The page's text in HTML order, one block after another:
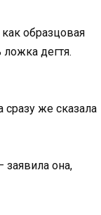
образцовая
дегтя.
же сказала
она,